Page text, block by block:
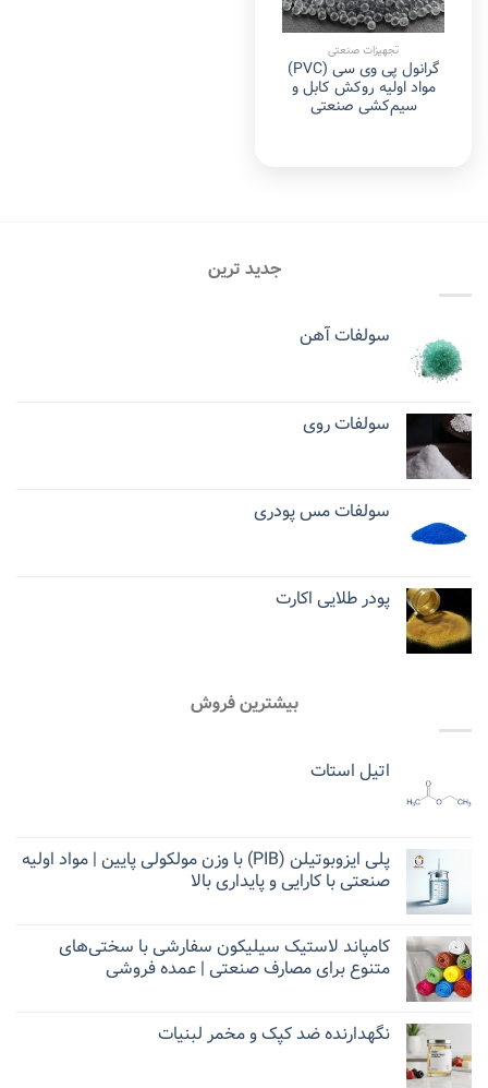
تجهیزات صنعتی
گرانول پی وی سی (PVC)
مواد اولیه روکش کابل و
سیم‌کشی صنعتی
جدید ترین
سولفات آهن
سولفات روی
سولفات مس پودری
پودر طلایی اکارت
بیشترین فروش
اتیل استات
پلی ایزوبوتیلن (PIB) با وزن مولکولی پایین | مواد اولیه
صنعتی با کارایی و پایداری بالا
کامپاند لاستیک سیلیکون سفارشی با سختی‌های
متنوع برای مصارف صنعتی | عمده فروشی
نگهدارنده ضد کپک و مخمر لبنیات